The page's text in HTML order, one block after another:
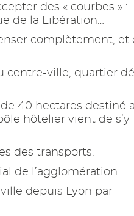
des « courbes » :
de la Libération…
complètement, et
centre-ville, quartier
40 hectares destiné
hôtelier vient de s’y
des transports.
de l’agglomération.
depuis Lyon par